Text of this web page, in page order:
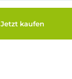
Jetzt kaufen